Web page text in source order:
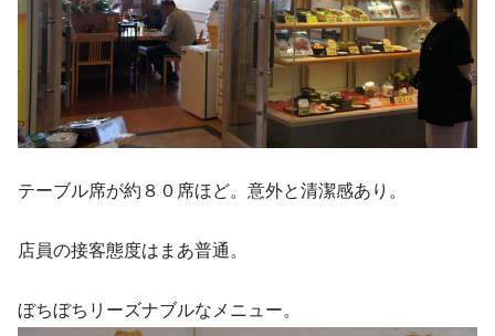
テーブル席が約８０席ほど。意外と清潔感あり。
店員の接客態度はまあ普通。
ぼちぼちリーズナブルなメニュー。